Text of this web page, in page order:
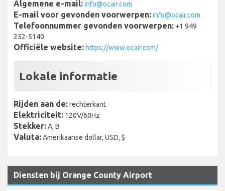
Algemene e-mail:info@ocair.com
E-mail voor gevonden voorwerpen:info@ocair.com
Telefoonnummer gevonden voorwerpen: +1 949
252-5140
Officiële website: https://www.ocair.com/
Lokale informatie
Rijden aan de:rechterkant
Elektriciteit: 120V/60Hz
Stekker:A, B
Valuta:Amerikaanse dollar, USD, $
Diensten bij Orange County Airport